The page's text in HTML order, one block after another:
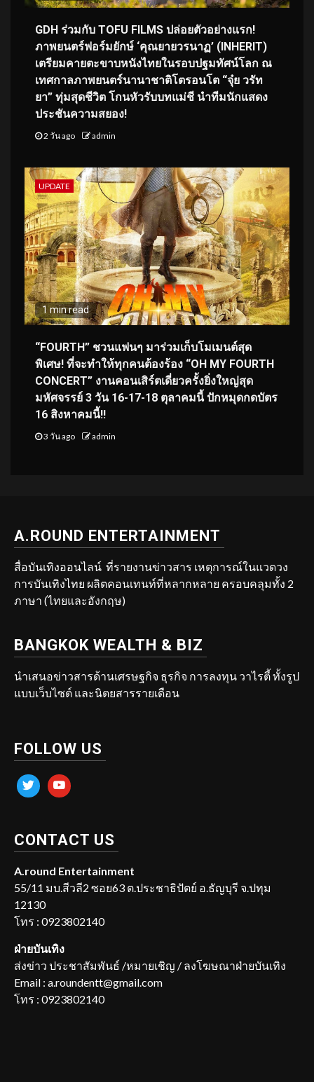
GDH ร่วมกับ TOFU FILMS ปล่อยตัวอย่างแรก!
ภาพยนตร์ฟอร์มยักษ์ ‘คุณยายวรนาฏ’ (INHERIT)
เตรียมคายตะขาบหนังไทยในรอบปฐมทัศน์โลก ณ
เทศกาลภาพยนตร์นานาชาติโตรอนโต “จุ๋ย วรัท
ยา” ทุ่มสุดชีวิต โกนหัวรับบทแม่ชี นำทีมนักแสดง
ประชันความสยอง!
2 วัน ago admin
UPDATE
1 min read
“FOURTH” ชวนแฟนๆ มาร่วมเก็บโมเมนต์สุด
พิเศษ! ที่จะทำให้ทุกคนต้องร้อง “OH MY FOURTH
CONCERT” งานคอนเสิร์ตเดี่ยวครั้งยิ่งใหญ่สุด
มหัศจรรย์ 3 วัน 16-17-18 ตุลาคมนี้ ปักหมุดกดบัตร
16 สิงหาคมนี้!!
3 วัน ago admin
A.ROUND ENTERTAINMENT
สื่อบันเทิงออนไลน์ ที่รายงานข่าวสาร เหตุการณ์ในแวดวง
การบันเทิงไทย ผลิตคอนเทนท์ที่หลากหลาย ครอบคลุมทั้ง 2
ภาษา (ไทยและอังกฤษ)
BANGKOK WEALTH & BIZ
นำเสนอข่าวสารด้านเศรษฐกิจ ธุรกิจ การลงทุน วาไรตี้ ทั้งรูป
แบบเว็บไซต์ และนิตยสารรายเดือน
FOLLOW US
twitter youtube
CONTACT US
A.round Entertainment
55/11 มบ.สีวลี2 ซอย63 ต.ประชาธิปัตย์ อ.ธัญบุรี จ.ปทุม
12130
โทร : 0923802140
ฝ่ายบันเทิง
ส่งข่าว ประชาสัมพันธ์ /หมายเชิญ / ลงโฆษณาฝ่ายบันเทิง
Email : a.roundentt@gmail.com
โทร : 0923802140